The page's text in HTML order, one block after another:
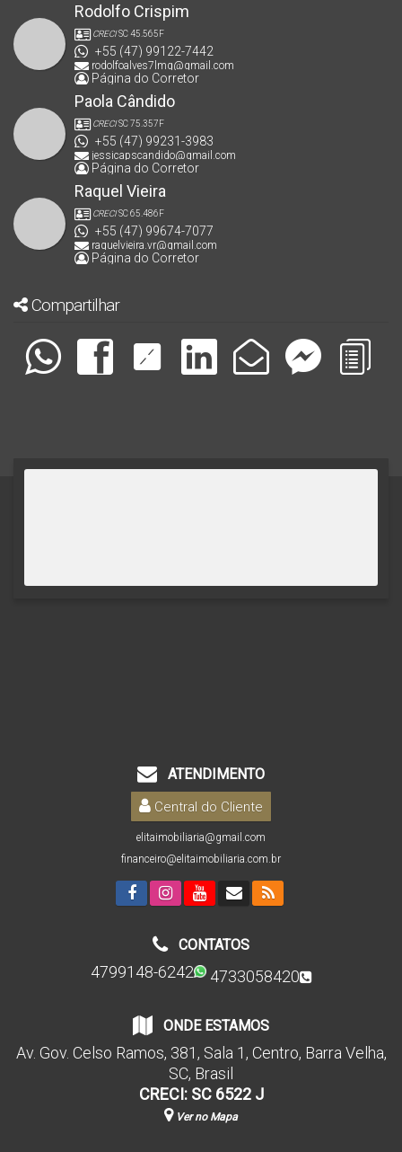
Rodolfo Crispim
CRECISC 45.565F
+55 (47) 99122-7442
rodolfoalves7lmg@gmail.com
Página do Corretor
Paola Cândido
CRECISC 75.357F
+55 (47) 99231-3983
jessicapscandido@gmail.com
Página do Corretor
Raquel Vieira
CRECISC 65.486F
+55 (47) 99674-7077
raquelvieira.vr@gmail.com
Página do Corretor
Compartilhar
ATENDIMENTO
Central do Cliente
elitaimobiliaria@gmail.com
financeiro@elitaimobiliaria.com.br
CONTATOS
4799148-6242 4733058420
ONDE ESTAMOS
Av. Gov. Celso Ramos, 381 , Sala 1 , Centro, Barra Velha,
SC, Brasil
CRECI: SC 6522 J
Ver no Mapa